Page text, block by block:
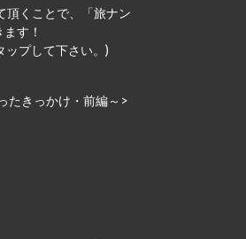
頂くことで、「旅ナン
す！
プして下さい。)
たきっかけ・前編～ >